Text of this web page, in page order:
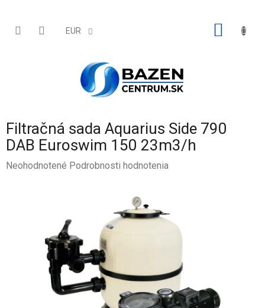
obsah
EUR
Filtračná sada Aquarius Side 790
DAB Euroswim 150 23m3/h
Priemerné
hviezdičiek.
Neohodnotené Podrobnosti hodnotenia